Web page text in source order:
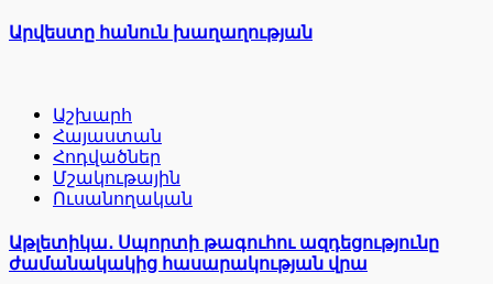
Արվեստը հանուն խաղաղության
Աշխարհ
Հայաստան
Հոդվածներ
Մշակութային
Ուսանողական
Աթլետիկա․ Սպորտի թագուհու ազդեցությունը
ժամանակակից հասարակության վրա